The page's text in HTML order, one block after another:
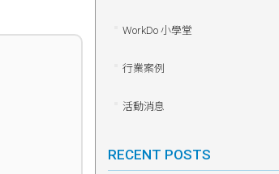
WorkDo 小學堂
行業案例
活動消息
RECENT POSTS